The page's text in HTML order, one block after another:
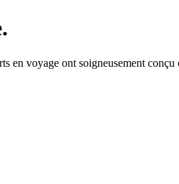
voyage ont soigneusement